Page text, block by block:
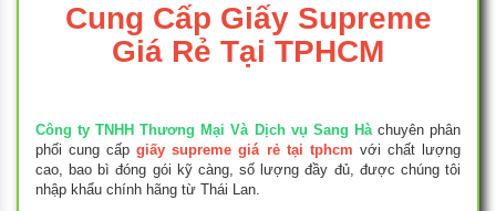
Cung Cấp Giấy Supreme
Giá Rẻ Tại TPHCM
Công ty TNHH Thương Mại Và Dịch vụ Sang Hà chuyên phân
phối cung cấpgiấy supreme giá rẻ tại tphcm với chất lượng
cao, bao bì đóng gói kỹ càng, số lượng đầy đủ, được chúng tôi
nhập khẩu chính hãng từ Thái Lan.